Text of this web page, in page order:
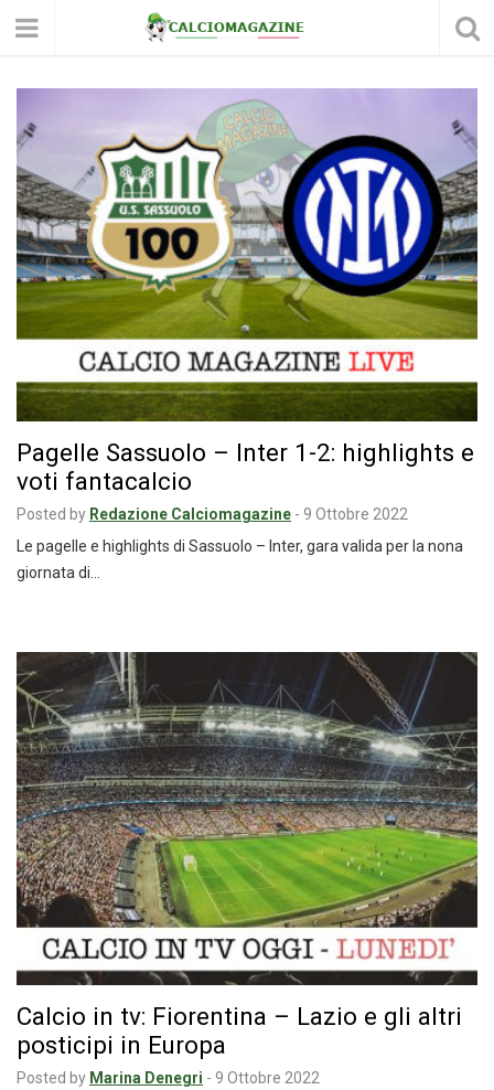
Pagelle Sassuolo – Inter 1-2: highlights e
voti fantacalcio
Posted by Redazione Calciomagazine - 9 Ottobre 2022
Le pagelle e highlights di Sassuolo – Inter, gara valida per la nona
giornata di…
Calcio in tv: Fiorentina – Lazio e gli altri
posticipi in Europa
Posted by Marina Denegri - 9 Ottobre 2022